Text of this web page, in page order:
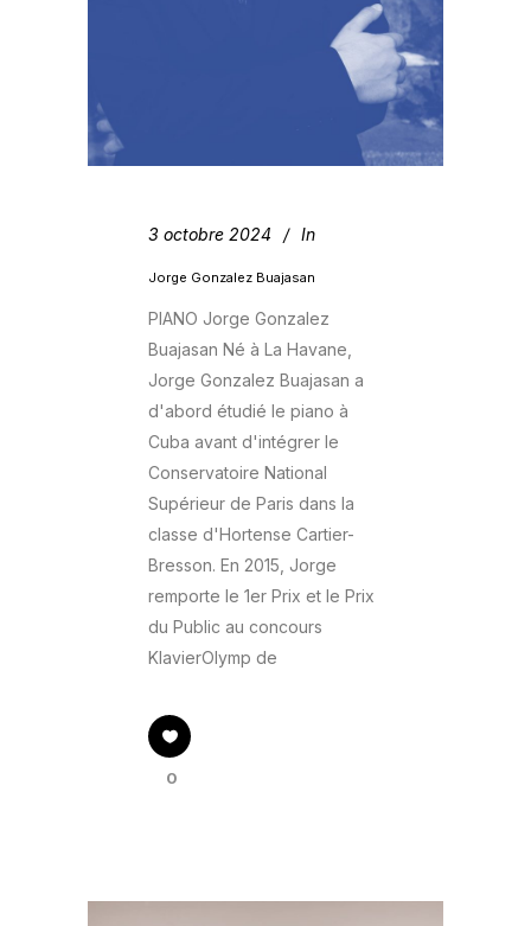
3 octobre 2024 In
Jorge Gonzalez Buajasan
PIANO Jorge Gonzalez
Buajasan Né à La Havane,
Jorge Gonzalez Buajasan a
d'abord étudié le piano à
Cuba avant d'intégrer le
Conservatoire National
Supérieur de Paris dans la
classe d'Hortense Cartier-
Bresson. En 2015, Jorge
remporte le 1er Prix et le Prix
du Public au concours
KlavierOlymp de
0